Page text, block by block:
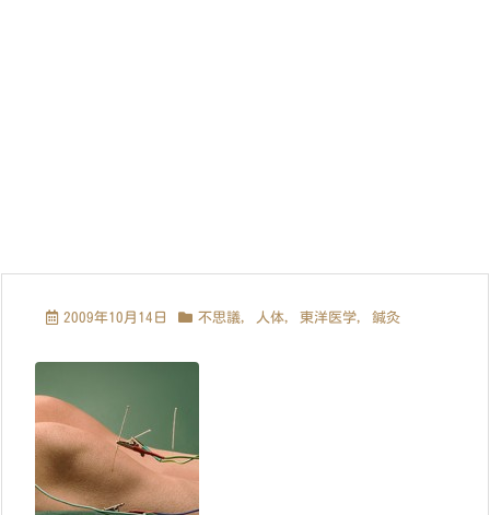
2009年10月14日 不思議, 人体, 東洋医学, 鍼灸